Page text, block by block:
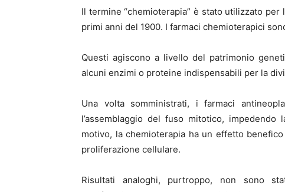
Il termine “chemioterapia” è stato utilizzato
primi anni del 1900. I farmaci chemioterapici
Questi agiscono a livello del patrimonio
alcuni enzimi o proteine indispensabili per la
Una volta somministrati, i farmaci
l’assemblaggio del fuso mitotico,
motivo, la chemioterapia ha un effetto
proliferazione cellulare.
Risultati analoghi, purtroppo, non sono